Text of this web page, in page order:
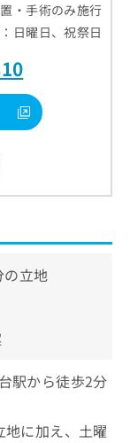
・手術のみ施行
日曜日、祝祭日
立地
駅から徒歩2分
に加え、土曜